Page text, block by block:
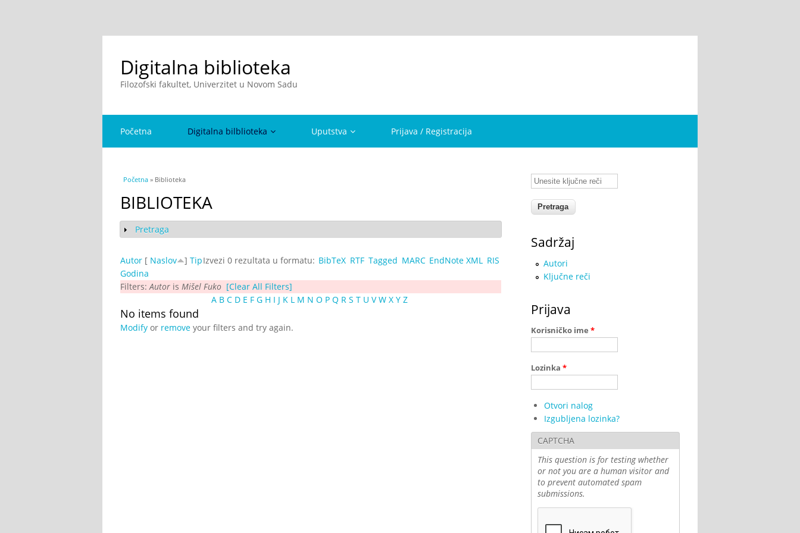
Digitalna biblioteka
Filozofski fakultet, Univerzitet u Novom Sadu
Početna Digitalna bilblioteka Uputstva Prijava / Registracija
You are here
Početna » Biblioteka
BIBLIOTEKA
Show
Pretraga
Izvezi 0 rezultata u formatu: BibTeX RTF Tagged MARC EndNote XML RIS
Autor [ Naslov ] Tip
Godina
Filters: Autor is Mišel Fuko [Clear All Filters]
A B C D E F G H I J K L M N O P Q R S T U V W X Y Z
No items found
Modify or remove your filters and try again.
Unesite ključne reči
Sadržaj
Autori
Ključne reči
Prijava
Korisničko ime *
Lozinka *
Otvori nalog
Izgubljena lozinka?
CAPTCHA
This question is for testing whether
or not you are a human visitor and
to prevent automated spam
submissions.